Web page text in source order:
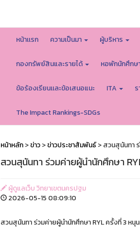
หน้าเเรก ความเป็นมา ผู้บริหาร
กองทรัพย์สินและรายได้ หอพักนักศึกษ
ข้อร้องเรียนเเละข้อเสนอแนะ ITA
The Impact Rankings-SDGs
หน้าหลัก>ข่าว>ข่าวประชาสัมพันธ์> สวนสุนันทา
สวนสุนันทา ร่วมค่ายผู้นำนักศึกษา
ผู้ดูแลเว็บ วิทยาเขตนครปฐม
2026-05-15 08:09:10
สวนสุนันทา ร่วมค่ายผู้นำนักศึกษา RYL ครั้งที่ 3